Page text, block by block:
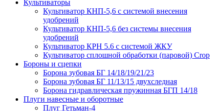
Культиваторы
Культиватор КНП-5,6 с системой внесения
удобрений
Культиватор КНП-5,6 без системы внесения
удобрений
Культиватор КРН 5.6 с системой ЖКУ
Культиватор сплошной обработки (паровой) Crop
Бороны и сцепки
Борона зубовая БГ 14/18/19/21/23
Борона зубовая БГ 11/13/15 двухследная
Борона гидравлическая пружинная БГП 14/18
Плуги навесные и оборотные
Плуг Гетьман-4